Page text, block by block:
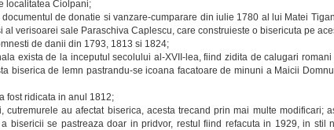
localitatea Ciolpani;
documentul de donatie si vanzare-cumparare din iulie 1780 al lui Matei
al verisoarei sale Paraschiva Caplescu, care construieste o bisericuta pe
de danii din 1793, 1813 si 1824;
exista de la inceputul secolului al-XVII-lea, fiind zidita de calugari
biserica de lemn pastrandu-se icoana facatoare de minuni a Maicii
fost ridicata in anul 1812;
cutremurele au afectat biserica, acesta trecand prin mai multe modificari;
bisericii se pastreaza doar in pridvor, restul fiind refacuta in 1929, in stil